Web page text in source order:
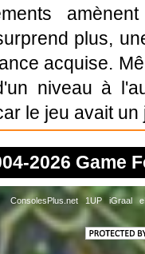
plus,
acquise.
niveau à
le jeu avait un
2026 Game
ConsolesPlus.net 1UP iGraal